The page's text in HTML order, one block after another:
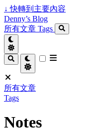
↓ 快轉到主要內容
Denny’s Blog
所有文章 Tags
所有文章
Tags
Notes